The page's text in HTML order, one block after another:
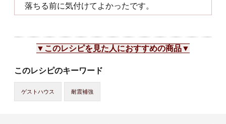
落ちる前に気付けてよかったです。
▼このレシピを見た人におすすめの商品▼
このレシピのキーワード
ゲストハウス 耐震補強